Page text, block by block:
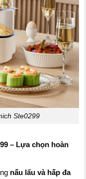
Ste0299
– Lựa chọn hoàn
nấu lẩu và hấp đa